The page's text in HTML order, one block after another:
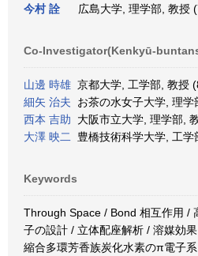
今村 詮 広島大学, 理学部, 教授
Co-Investigator(Kenkyū-
山邊 時雄 京都大学, 工学部, 教授
細矢 治夫 お茶の水女子大学, 理
西本 吉助 大阪市立大学, 理学部,
大澤 映二
豊橋技術科学大学, 工
Keywords
Through Space / Bond 相互作用 /
子の設計 / 立体配座解析 / 溶媒効
縮合多環芳香族炭化水素のπ電子